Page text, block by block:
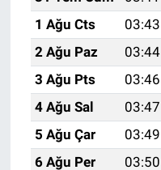
1 Ağu Cts
03:43
2 Ağu Paz
03:44
3 Ağu Pts
03:46
4 Ağu Sal
03:47
5 Ağu Çar
03:49
6 Ağu Per
03:50